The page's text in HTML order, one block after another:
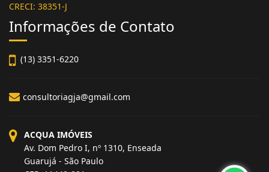
CRECI: 38351-J
consultoriagja@gmail.com